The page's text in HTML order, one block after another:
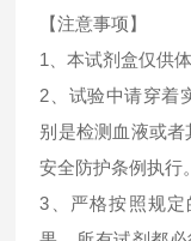
【注意事项】
1、本试剂盒仅供
2、试验中请穿着
别是检测血液或
安全防护条例执行。
3、严格按照规